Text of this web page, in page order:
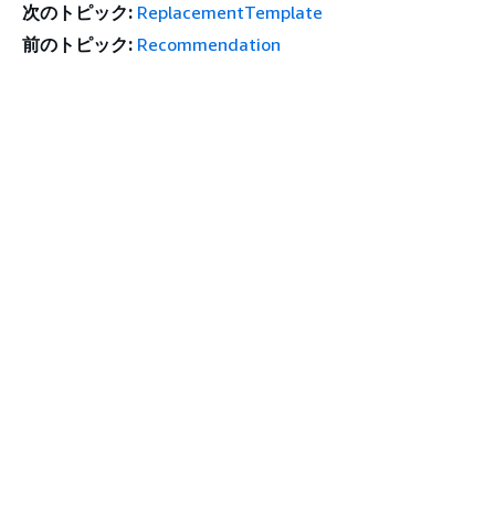
次のトピック: ReplacementTemplate
前のトピック: Recommendation